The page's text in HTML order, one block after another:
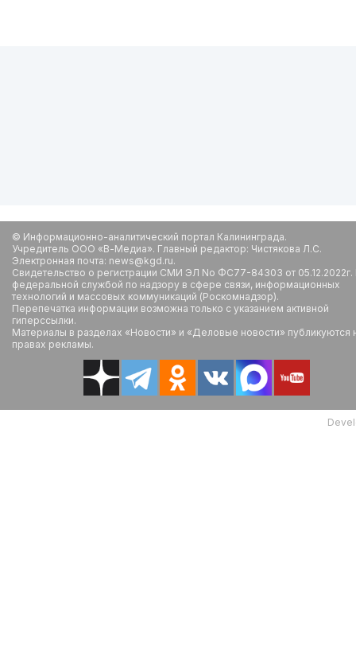
© Информационно-аналитический портал Калининграда.
Учредитель ООО «В-Медиа». Главный редактор: Чистякова Л.С.
Электронная почта: news@kgd.ru.
Свидетельство о регистрации СМИ ЭЛ No ФС77-84303 от
федеральной службой по надзору в сфере связи, информационных
технологий и массовых коммуникаций (Роскомнадзор).
Перепечатка информации возможна только с указанием активной
гиперссылки.
Материалы в разделах «Новости» и «Деловые новости» публикуются
правах рекламы.